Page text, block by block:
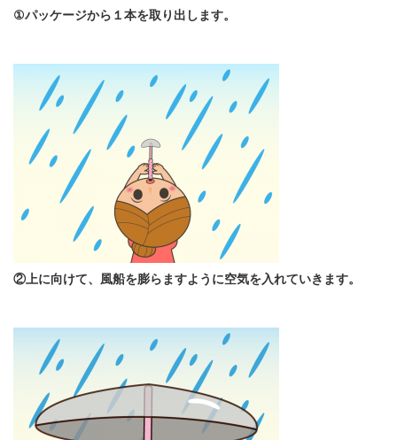
①パッケージから１本を取り出します。
②上に向けて、風船を膨らますように空気を入れていきます。